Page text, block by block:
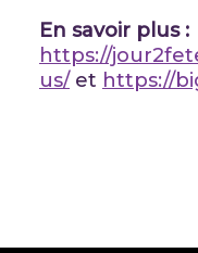
En savoir plus :
https://
us/et https://